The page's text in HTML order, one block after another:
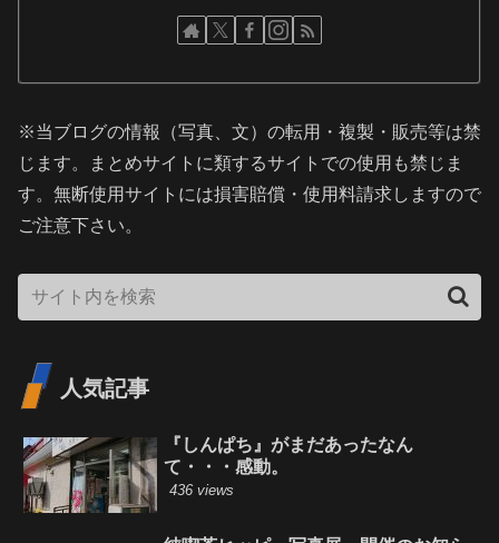
※当ブログの情報（写真、文）の転用・複製・販売等は禁
じます。まとめサイトに類するサイトでの使用も禁じま
す。無断使用サイトには損害賠償・使用料請求しますので
ご注意下さい。
人気記事
『しんぱち』がまだあったなん
て・・・感動。
436 views